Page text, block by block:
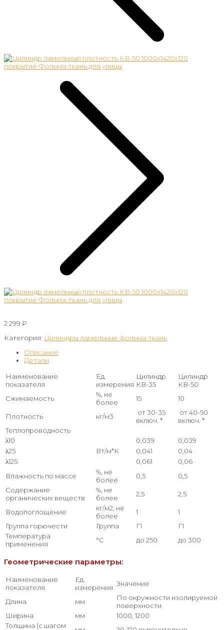
2 299 ₽
Категория: Цилиндры ламельные фольма-ткань
Описание
Детали
Наименование
показателя
Ед.
измерения
Цилиндр
КВ-35
Цилиндр
КВ-50
Сжимаемость
%, не
более
15 10
Плотность кг/м3
от 30-35
включ. *
от 40-50
включ. *
Теплопроводность
λ10
Вт/м*К
0,039
0,039
λ25
0,041
0,04
λ125
0,061
0,06
Влажность по массе
%, не
более
0,5
0,5
Содержание
органических веществ
%, не
более
2,5 2,5
Водопоглощение
кг/м2, не
более
1
1
Группа горючести
Группа Г1
Г1
Температура
применения
°С до 250 до 300
Геометрические параметры:
Наименование
показателя
Ед.
измерения Значение
Длина мм
По окружности изолируемой
поверхности
Ширина
мм
1000, 1200
Толщина (с шагом